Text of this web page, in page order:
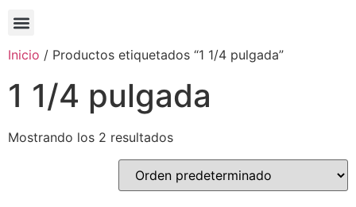
Inicio / Productos etiquetados “1 1/4 pulgada”
1 1/4 pulgada
Mostrando los 2 resultados